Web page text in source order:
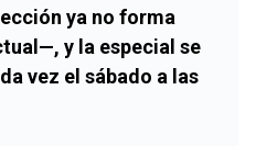
ya no forma
y la especial se
vez el sábado a las